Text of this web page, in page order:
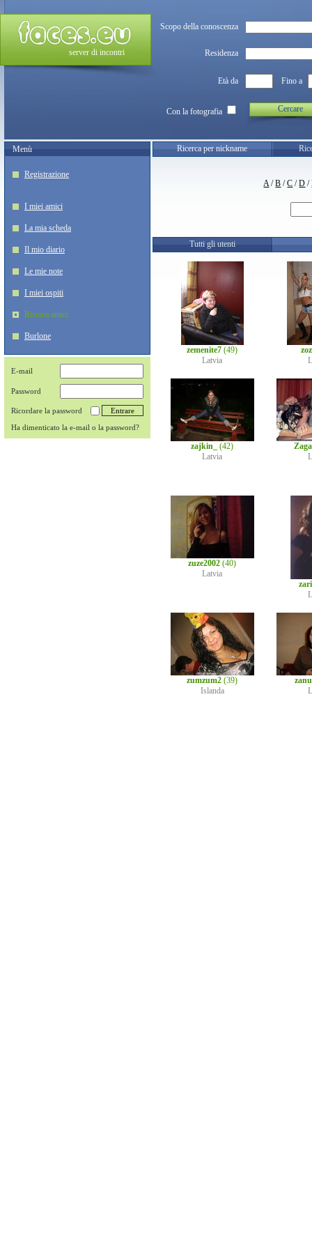
server di incontri
Scopo della conoscenza
Residenza
Età da Fino a
Con la fotografia Cercare
Menù
Registrazione
I miei amici
La mia scheda
Il mio diario
Le mie note
I miei ospiti
Ricerca amici
Burlone
E-mail
Password
Ricordare la password
Ha dimenticato la e-mail o la password?
Ricerca per nickname
A/B /C /D /
Tutti gli utenti
zemenite7 (49)
Latvia
zajkin_
(42)
Latvia
zuze2002 (40)
Latvia
zumzum2 (39)
Islanda